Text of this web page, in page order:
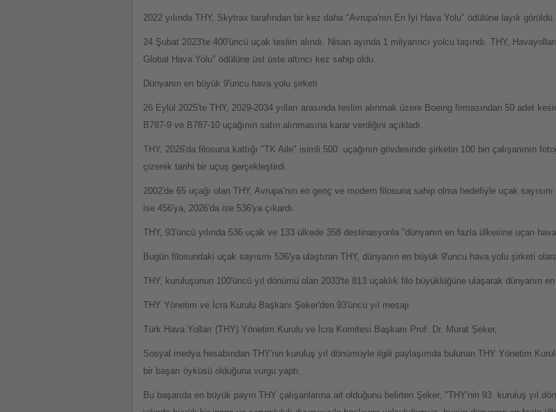
2022 yılında THY, Skytrax tarafından bir kez daha "Avrupa'nın En İyi Hava Yolu" ödülüne layık görüldü.
24 Şubat 2023'te 400'üncü uçak teslim alındı. Nisan ayında 1 milyarıncı yolcu taşındı. THY,
Global Hava Yolu" ödülüne üst üste altıncı kez sahip oldu.
Dünyanın en büyük 9'uncu hava yolu şirketi
26 Eylül 2025'te THY, 2029-2034 yılları arasında teslim alınmak üzere Boeing firmasından 50 adet
B787-9 ve B787-10 uçağının satın alınmasına karar verdiğini açıkladı.
THY, 2026'da filosuna kattığı "TK Aile" isimli 500. uçağının gövdesinde şirketin 100 bin çalışanının
çizerek tarihi bir uçuş gerçekleştirdi.
2002'de 65 uçağı olan THY, Avrupa’nın en genç ve modern filosuna sahip olma hedefiyle uçak
ise 456'ya, 2026'da ise 536'ya çıkardı.
THY, 93'üncü yılında 536 uçak ve 133 ülkede 358 destinasyonla "dünyanın en fazla ülkesine uçan
Bugün filosundaki uçak sayısını 536'ya ulaştıran THY, dünyanın en büyük 9'uncu hava yolu şirketi
THY, kuruluşunun 100'üncü yıl dönümü olan 2033'te 813 uçaklık filo büyüklüğüne ulaşarak dünyanın
THY Yönetim ve İcra Kurulu Başkanı Şeker'den 93'üncü yıl mesajı
Türk Hava Yolları (THY) Yönetim Kurulu ve İcra Komitesi Başkanı Prof. Dr. Murat Şeker,
Sosyal medya hesabından THY'nin kuruluş yıl dönümüyle ilgili paylaşımda bulunan THY Yönetim
bir başarı öyküsü olduğuna vurgu yaptı.
Bu başarıda en büyük payın THY çalışanlarına ait olduğunu belirten Şeker, "THY'nin 93. kuruluş yıl